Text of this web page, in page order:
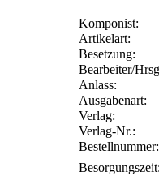
Komponist:
Artikelart:
Besetzung:
Bearbeiter/
Anlass:
Ausgabenart:
Verlag:
Verlag-Nr.: